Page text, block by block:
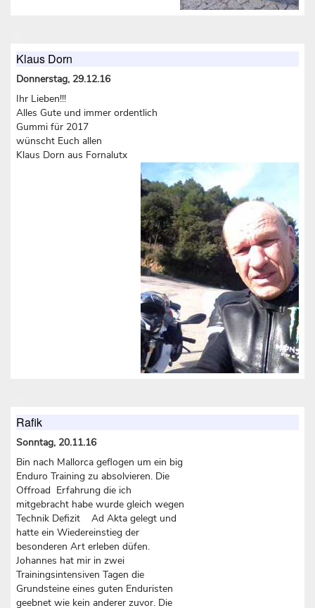
Klaus Dorn
Donnerstag, 29.12.16
Ihr Lieben!!!
Alles Gute und immer ordentlich
Gummi für 2017
wünscht Euch allen
Klaus Dorn aus Fornalutx
Rafik
Sonntag, 20.11.16
Bin nach Mallorca geflogen um ein big
Enduro Training zu absolvieren. Die
Offroad Erfahrung die ich
mitgebracht habe wurde gleich wegen
Technik Defizit Ad Akta gelegt und
hatte ein Wiedereinstieg der
besonderen Art erleben düfen.
Johannes hat mir in zwei
Trainingsintensiven Tagen die
Grundsteine eines guten Enduristen
geebnet wie kein anderer zuvor. Die